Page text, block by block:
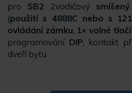
pro SB2 2vodičový
(použití s 4888C nebo s
ovládání zámku, 1× volné
programování DIP, kontakt
dveří bytu